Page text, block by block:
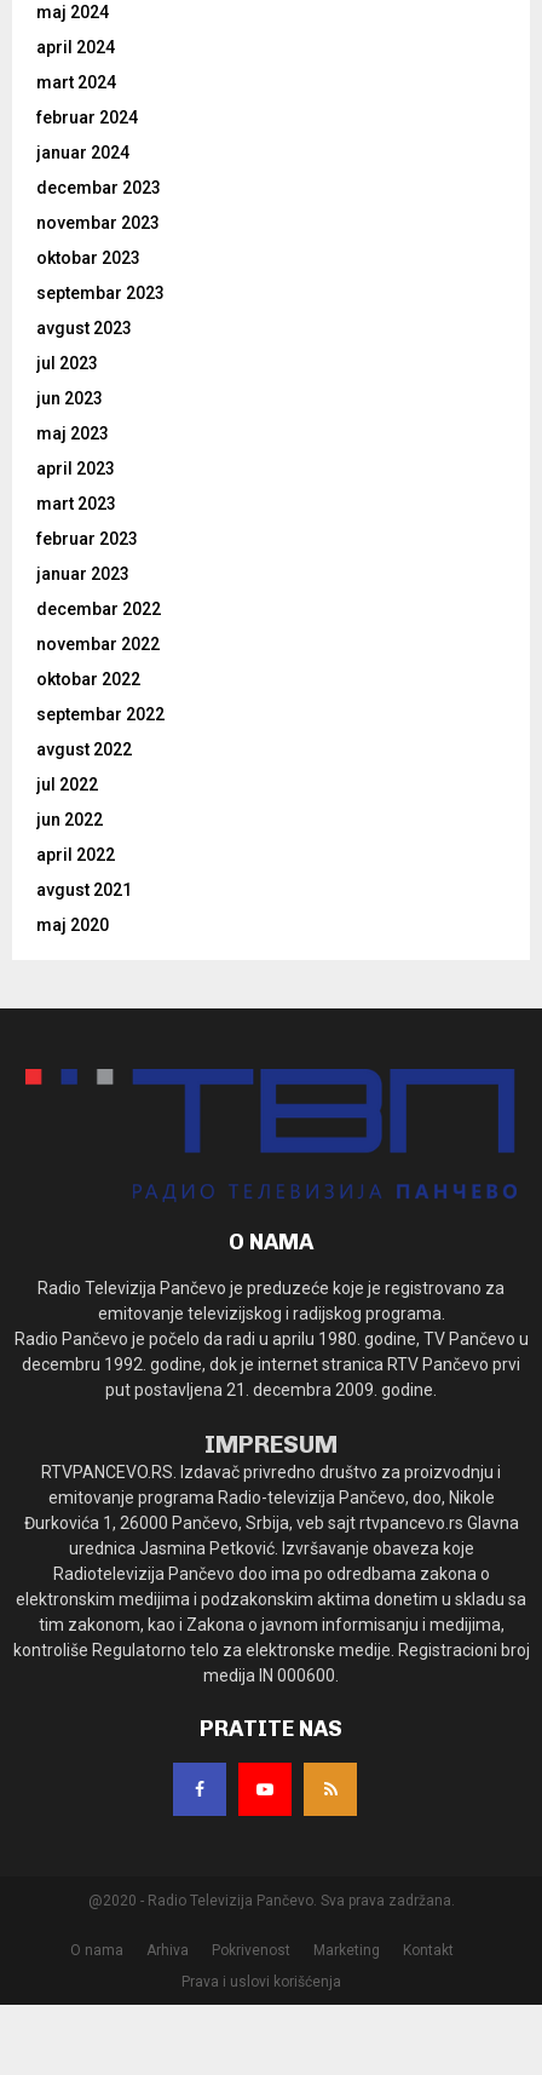
maj 2024
april 2024
mart 2024
februar 2024
januar 2024
decembar 2023
novembar 2023
oktobar 2023
septembar 2023
avgust 2023
jul 2023
jun 2023
maj 2023
april 2023
mart 2023
februar 2023
januar 2023
decembar 2022
novembar 2022
oktobar 2022
septembar 2022
avgust 2022
jul 2022
jun 2022
april 2022
avgust 2021
maj 2020
O NAMA
Radio Televizija Pančevo je preduzeće koje je registrovano za
emitovanje televizijskog i radijskog programa.
Radio Pančevo je počelo da radi u aprilu 1980. godine, TV Pančevo u
decembru 1992. godine, dok je internet stranica RTV Pančevo prvi
put postavljena 21. decembra 2009. godine.
IMPRESUM
RTVPANCEVO.RS. Izdavač privredno društvo za proizvodnju i
emitovanje programa Radio-televizija Pančevo, doo, Nikole
Đurkovića 1, 26000 Pančevo, Srbija, veb sajt rtvpancevo.rs Glavna
urednica Jasmina Petković. Izvršavanje obaveza koje
Radiotelevizija Pančevo doo ima po odredbama zakona o
elektronskim medijima i podzakonskim aktima donetim u skladu sa
tim zakonom, kao i Zakona o javnom informisanju i medijima,
kontroliše Regulatorno telo za elektronske medije. Registracioni broj
medija IN 000600.
PRATITE NAS
@2020 - Radio Televizija Pančevo. Sva prava zadržana.
O nama Arhiva Pokrivenost Marketing
Kontakt
Prava i uslovi korišćenja